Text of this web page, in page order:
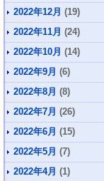
2022年12月 (19)
2022年11月 (24)
2022年10月 (14)
2022年9月 (6)
2022年8月 (8)
2022年7月 (26)
2022年6月 (15)
2022年5月 (7)
2022年4月 (1)